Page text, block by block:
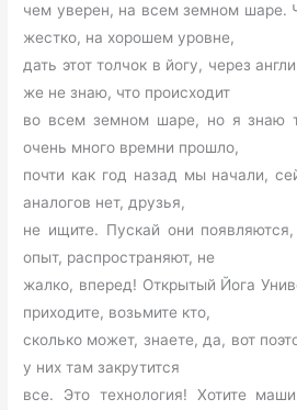
чем уверен, на всем земном шаре.
жестко, на хорошем уровне,
дать этот толчок в йогу, через
же не знаю, что происходит
во всем земном шаре, но я знаю
очень много времни прошло,
почти как год назад мы начали,
аналогов нет, друзья,
не ищите. Пускай они
опыт, распространяют, не
жалко, вперед! Открытый Йога
приходите, возьмите кто,
сколько может, знаете, да, вот
у них там закрутится
все. Это технология! Хотите